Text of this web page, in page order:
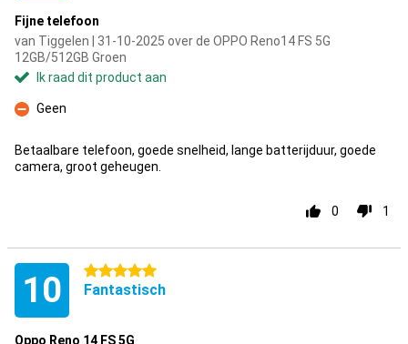
Fijne telefoon
van Tiggelen | 31-10-2025 over de OPPO Reno14 FS 5G
12GB/512GB Groen
Ik raad dit product aan
Minpunt
Geen
Betaalbare telefoon, goede snelheid, lange batterijduur, goede
camera, groot geheugen.
0 1
10 5 sterren
Fantastisch
Oppo Reno 14 FS 5G